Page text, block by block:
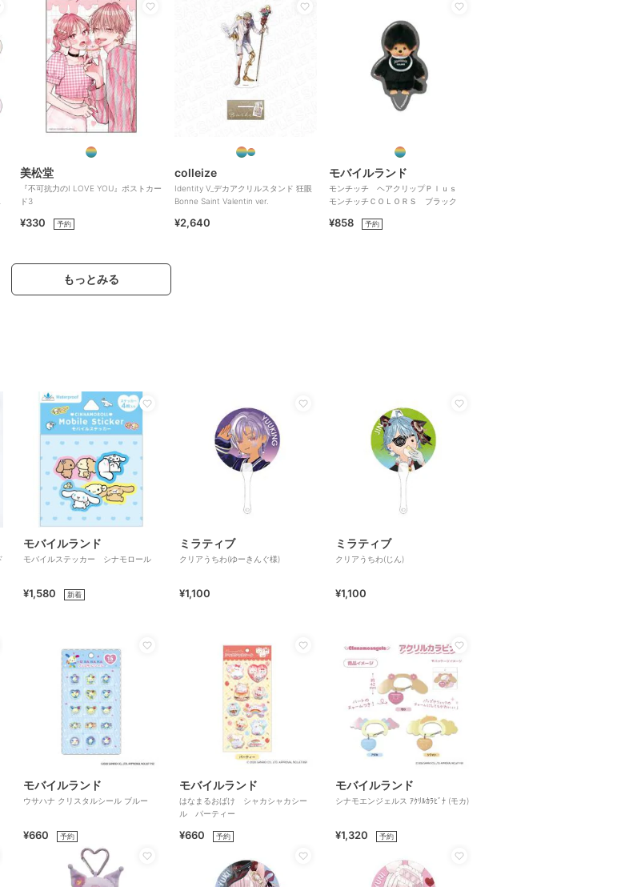
美松堂
『不可抗力のI LOVE YOU』ポストカー
ド3
¥330 予約
colleize
Identity V_デカアクリルスタンド 狂眼
Bonne Saint Valentin ver.
¥2,640
モバイルランド
モンチッチ ヘアクリップＰｌｕｓ
モンチッチＣＯＬＯＲＳ ブラック
¥858 予約
もっとみる
モバイルランド
モバイルステッカー シナモロール
¥1,580 新着
ミラティブ
クリアうちわ(ゆーきんぐ様)
¥1,100
ミラティブ
クリアうちわ(じん)
¥1,100
モバイルランド
ウサハナ クリスタルシール ブルー
¥660 予約
モバイルランド
はなまるおばけ シャカシャカシー
ル パーティー
¥660 予約
モバイルランド
シナモエンジェルス ｱｸﾘﾙｶﾗﾋﾞﾅ (モカ)
¥1,320 予約